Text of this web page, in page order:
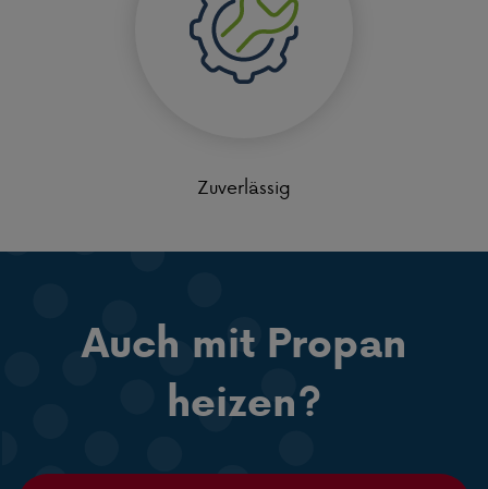
Zuverlässig
Auch mit Propan
heizen?